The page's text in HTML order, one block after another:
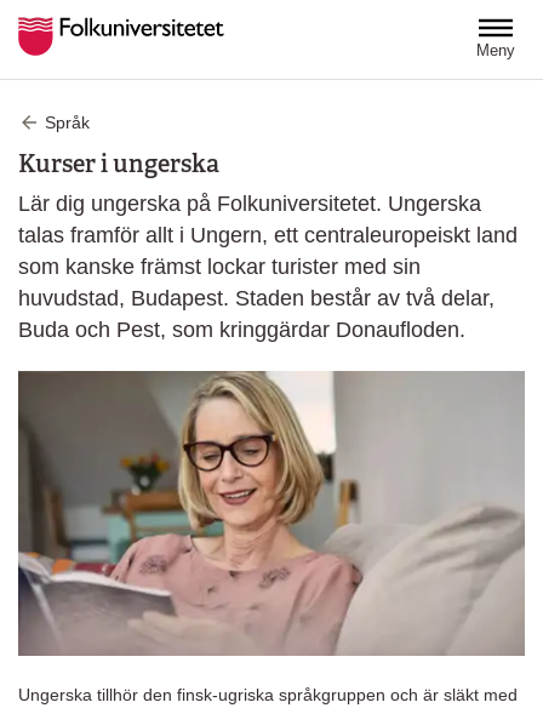
Meny
Språk
Kurser i ungerska
Lär dig ungerska på Folkuniversitetet. Ungerska
talas framför allt i Ungern, ett centraleuropeiskt land
som kanske främst lockar turister med sin
huvudstad, Budapest. Staden består av två delar,
Buda och Pest, som kringgärdar Donaufloden.
Ungerska tillhör den finsk-ugriska språkgruppen och är släkt med